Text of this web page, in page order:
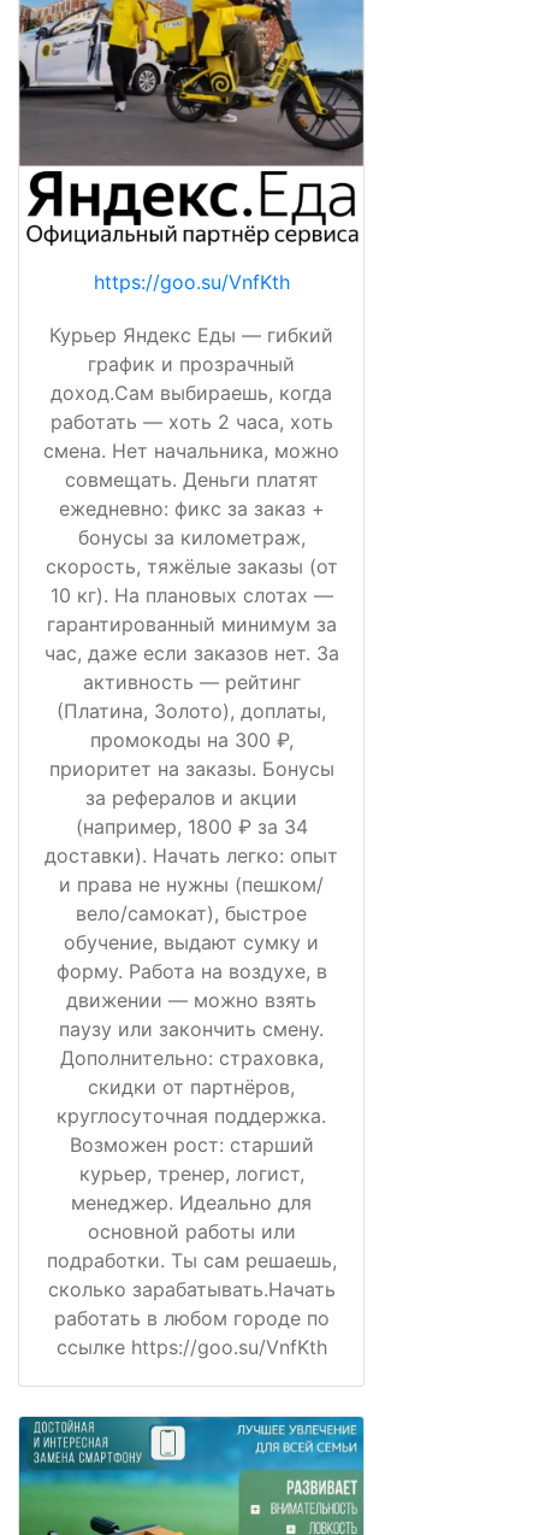
https://goo.su/VnfKth
Курьер Яндекс Еды — гибкий
график и прозрачный
доход.Сам выбираешь, когда
работать — хоть 2 часа, хоть
смена. Нет начальника, можно
совмещать. Деньги платят
ежедневно: фикс за заказ +
бонусы за километраж,
скорость, тяжёлые заказы (от
10 кг). На плановых слотах —
гарантированный минимум за
час, даже если заказов нет. За
активность — рейтинг
(Платина, Золото), доплаты,
промокоды на 300 ₽,
приоритет на заказы. Бонусы
за рефералов и акции
(например, 1800 ₽ за 34
доставки). Начать легко: опыт
и права не нужны (пешком/
вело/самокат), быстрое
обучение, выдают сумку и
форму. Работа на воздухе, в
движении — можно взять
паузу или закончить смену.
Дополнительно: страховка,
скидки от партнёров,
круглосуточная поддержка.
Возможен рост: старший
курьер, тренер, логист,
менеджер. Идеально для
основной работы или
подработки. Ты сам решаешь,
сколько зарабатывать.Начать
работать в любом городе по
ссылке https://goo.su/VnfKth